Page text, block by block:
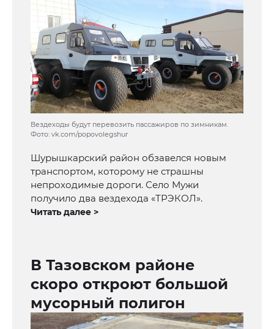
Вездеходы будут перевозить пассажиров по зимникам.
Фото: vk.com/popovolegshur
Шурышкарский район обзавелся новым
транспортом, которому не страшны
непроходимые дороги. Село Мужи
получило два вездехода «ТРЭКОЛ».
Читать далее >
В Тазовском районе
скоро откроют большой
мусорный полигон